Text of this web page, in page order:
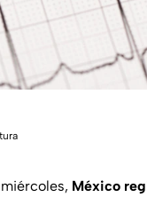
México